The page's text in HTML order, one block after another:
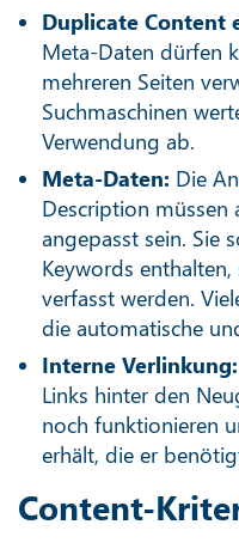
Duplicate Content
Meta-Daten dürfen
mehreren Seiten
Suchmaschinen
Verwendung ab.
Meta-Daten: Die
Description müssen
angepasst sein. Sie
Keywords
verfasst werden.
die automatische
Interne Verlinkung:
Links hinter den
noch funktionieren
erhält, die er
Content-